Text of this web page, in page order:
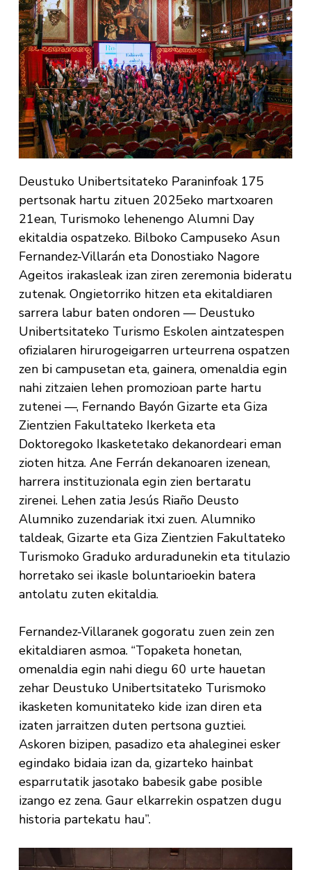
Deustuko Unibertsitateko Paraninfoak 175
pertsonak hartu zituen 2025eko martxoaren
21ean, Turismoko lehenengo Alumni Day
ekitaldia ospatzeko. Bilboko Campuseko Asun
Fernandez-Villarán eta Donostiako Nagore
Ageitos irakasleak izan ziren zeremonia bideratu
zutenak. Ongietorriko hitzen eta ekitaldiaren
sarrera labur baten ondoren — Deustuko
Unibertsitateko Turismo Eskolen aintzatespen
ofizialaren hirurogeigarren urteurrena ospatzen
zen bi campusetan eta, gainera, omenaldia egin
nahi zitzaien lehen promozioan parte hartu
zutenei —, Fernando Bayón Gizarte eta Giza
Zientzien Fakultateko Ikerketa eta
Doktoregoko Ikasketetako dekanordeari eman
zioten hitza. Ane Ferrán dekanoaren izenean,
harrera instituzionala egin zien bertaratu
zirenei. Lehen zatia Jesús Riaño Deusto
Alumniko zuzendariak itxi zuen. Alumniko
taldeak, Gizarte eta Giza Zientzien Fakultateko
Turismoko Graduko arduradunekin eta titulazio
horretako sei ikasle boluntarioekin batera
antolatu zuten ekitaldia.
Fernandez-Villaranek gogoratu zuen zein zen
ekitaldiaren asmoa. “Topaketa honetan,
omenaldia egin nahi diegu 60 urte hauetan
zehar Deustuko Unibertsitateko Turismoko
ikasketen komunitateko kide izan diren eta
izaten jarraitzen duten pertsona guztiei.
Askoren bizipen, pasadizo eta ahaleginei esker
egindako bidaia izan da, gizarteko hainbat
esparrutatik jasotako babesik gabe posible
izango ez zena. Gaur elkarrekin ospatzen dugu
historia partekatu hau”.